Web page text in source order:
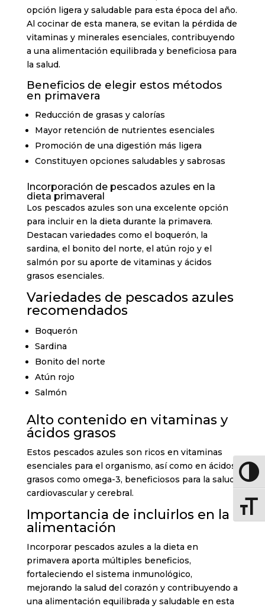
opción ligera y saludable para esta época del año.
Al cocinar de esta manera, se evitan la pérdida de
vitaminas y minerales esenciales, contribuyendo
a una alimentación equilibrada y beneficiosa para
la salud.
Beneficios de elegir estos métodos
en primavera
Reducción de grasas y calorías
Mayor retención de nutrientes esenciales
Promoción de una digestión más ligera
Constituyen opciones saludables y sabrosas
Incorporación de pescados azules en la
dieta primaveral
Los pescados azules son una excelente opción
para incluir en la dieta durante la primavera.
Destacan variedades como el boquerón, la
sardina, el bonito del norte, el atún rojo y el
salmón por su aporte de vitaminas y ácidos
grasos esenciales.
Variedades de pescados azules
recomendados
Boquerón
Sardina
Bonito del norte
Atún rojo
Salmón
Alto contenido en vitaminas y
ácidos grasos
Estos pescados azules son ricos en vitaminas
esenciales para el organismo, así como en ácidos
grasos como omega-3, beneficiosos para la salud
cardiovascular y cerebral.
Importancia de incluirlos en la
alimentación
Incorporar pescados azules a la dieta en
primavera aporta múltiples beneficios,
fortaleciendo el sistema inmunológico,
mejorando la salud del corazón y contribuyendo a
una alimentación equilibrada y saludable en esta